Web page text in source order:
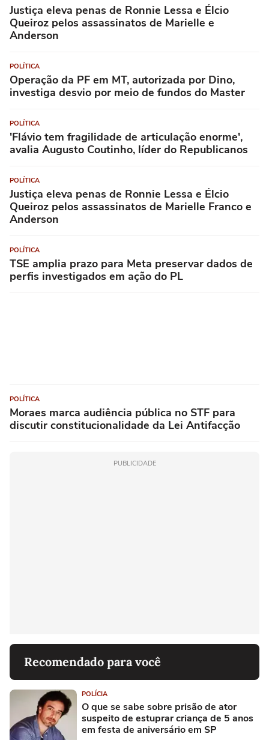
Justiça eleva penas de Ronnie Lessa e Élcio
Queiroz pelos assassinatos de Marielle e
Anderson
POLÍTICA
Operação da PF em MT, autorizada por Dino,
investiga desvio por meio de fundos do Master
POLÍTICA
'Flávio tem fragilidade de articulação enorme',
avalia Augusto Coutinho, líder do Republicanos
POLÍTICA
Justiça eleva penas de Ronnie Lessa e Élcio
Queiroz pelos assassinatos de Marielle Franco e
Anderson
POLÍTICA
TSE amplia prazo para Meta preservar dados de
perfis investigados em ação do PL
POLÍTICA
Moraes marca audiência pública no STF para
discutir constitucionalidade da Lei Antifacção
PUBLICIDADE
Recomendado para você
POLÍCIA
O que se sabe sobre prisão de ator
suspeito de estuprar criança de 5 anos
em festa de aniversário em SP